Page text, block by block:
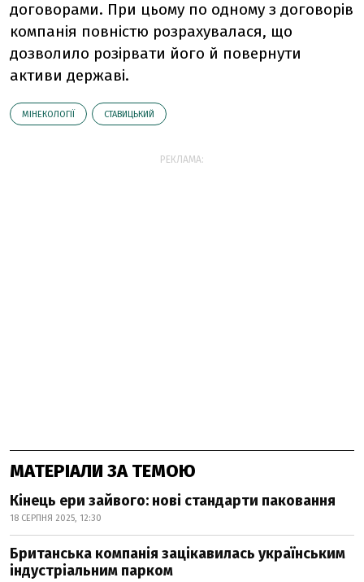
договорами. При цьому по одному з договорів
компанія повністю розрахувалася, що
дозволило розірвати його й повернути
активи державі.
МІНЕКОЛОГІЇ СТАВИЦЬКИЙ
РЕКЛАМА:
МАТЕРІАЛИ ЗА ТЕМОЮ
Кінець ери зайвого: нові стандарти паковання
18 СЕРПНЯ 2025, 12:30
Британська компанія зацікавилась українським
індустріальним парком